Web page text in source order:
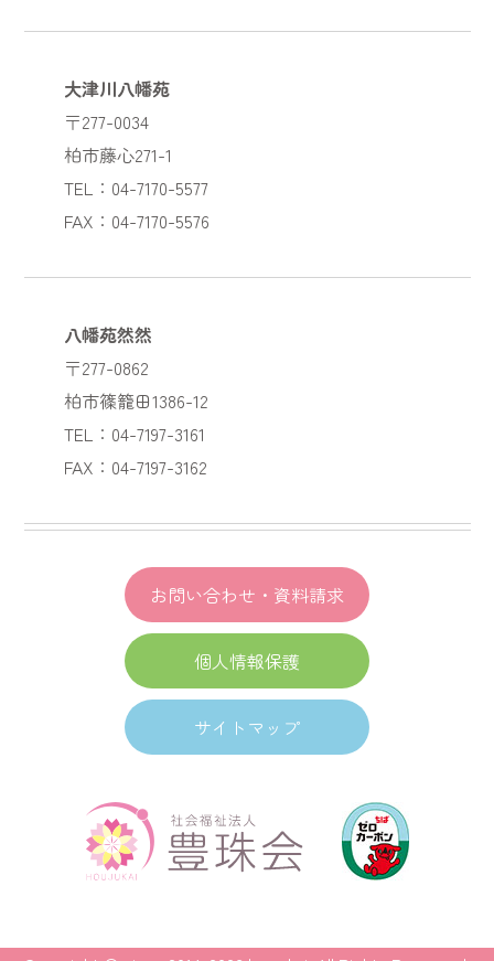
大津川八幡苑
〒277-0034
柏市藤心271-1
TEL：04-7170-5577
FAX：04-7170-5576
八幡苑然然
〒277-0862
柏市篠籠田1386-12
TEL：04-7197-3161
FAX：04-7197-3162
お問い合わせ・資料請求
個人情報保護
サイトマップ